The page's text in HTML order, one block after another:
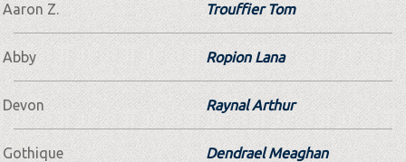
Aaron Z. Trouffier Tom
Abby Ropion Lana
Devon Raynal Arthur
Gothique Dendrael Meaghan